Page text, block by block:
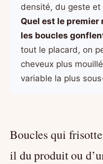
densité, du geste et
Quel est le premier
les boucles
tout le placard, on
cheveux plus
variable la plus
Boucles qui
il du produit ou